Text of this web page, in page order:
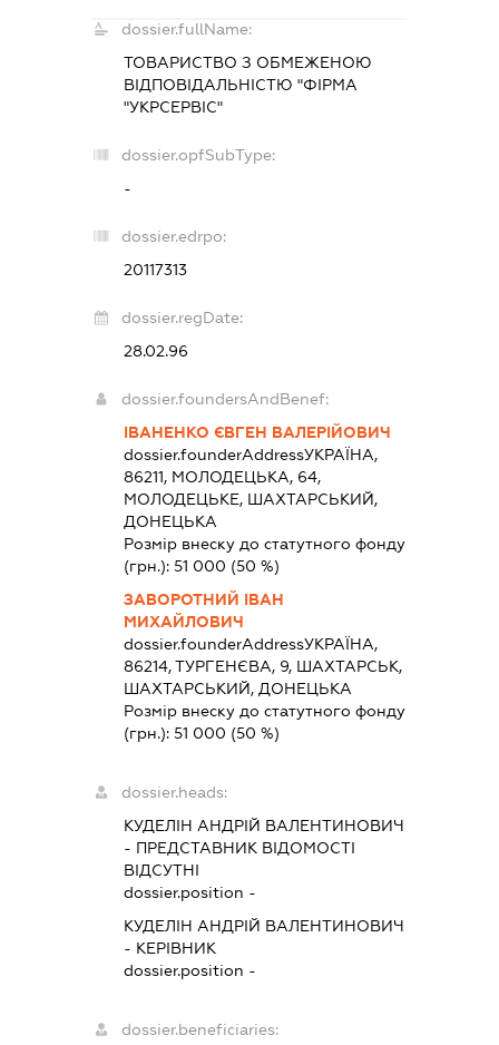
dossier.fullName:
ТОВАРИСТВО З ОБМЕЖЕНОЮ
ВІДПОВІДАЛЬНІСТЮ "ФІРМА
"УКРСЕРВІС"
dossier.opfSubType:
-
dossier.edrpo:
20117313
dossier.regDate:
28.02.96
dossier.foundersAndBenef:
ІВАНЕНКО ЄВГЕН ВАЛЕРІЙОВИЧ
dossier.founderAddressУКРАЇНА,
86211, МОЛОДЕЦЬКА, 64,
МОЛОДЕЦЬКЕ, ШАХТАРСЬКИЙ,
ДОНЕЦЬКА
Розмір внеску до статутного фонду
(грн.):51 000 (50 %)
ЗАВОРОТНИЙ ІВАН
МИХАЙЛОВИЧ
dossier.founderAddressУКРАЇНА,
86214, ТУРГЕНЄВА, 9, ШАХТАРСЬК,
ШАХТАРСЬКИЙ, ДОНЕЦЬКА
Розмір внеску до статутного фонду
(грн.):51 000 (50 %)
dossier.heads:
КУДЕЛІН АНДРІЙ ВАЛЕНТИНОВИЧ
- ПРЕДСТАВНИК ВІДОМОСТІ
ВІДСУТНІ
dossier.position -
КУДЕЛІН АНДРІЙ ВАЛЕНТИНОВИЧ
- КЕРІВНИК
dossier.position -
dossier.beneficiaries: